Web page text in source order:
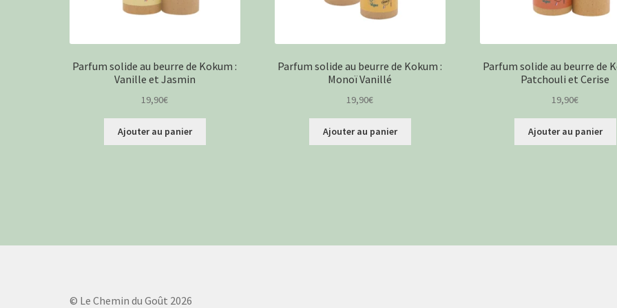
Parfum solide au beurre de Kokum :
Vanille et Jasmin
19,90€
Ajouter au panier
Parfum solide au beurre de Kokum :
Monoï Vanillé
19,90€
Ajouter au panier
Parfum solide au beurre de
Patchouli et Cerise
19,90€
Ajouter au panier
© Le Chemin du Goût 2026